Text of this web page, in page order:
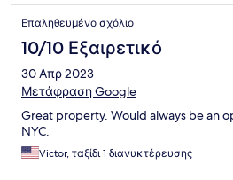
Επαληθευμένο σχόλιο
10/10 Εξαιρετικό
30 Απρ 2023
Μετάφραση Google
Great property. Would always be an
NYC.
Victor, ταξίδι 1 διανυκτέρευσης